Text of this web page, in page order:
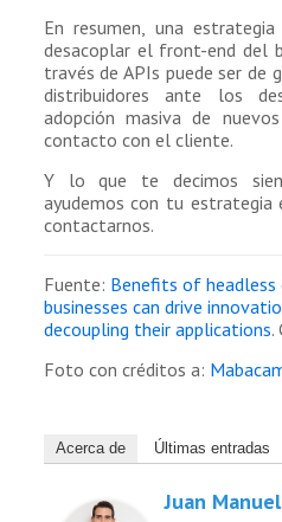
En resumen, una
desacoplar el front-end del
través de APIs puede ser de
distribuidores ante los
adopción masiva de
contacto con el cliente.
Y lo que te decimos
ayudemos con tu estrategia
contactarnos.
Fuente: Benefits of headless
businesses can drive
decoupling their applications.
Foto con créditos a:
Acerca de Últimas entradas
Juan